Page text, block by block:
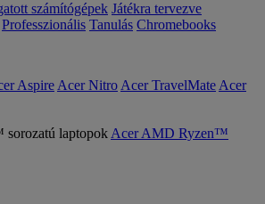
számítógépek Játékra tervezve
Professzionális Tanulás Chromebooks
Aspire Acer Nitro Acer TravelMate Acer
Acer AMD Ryzen™